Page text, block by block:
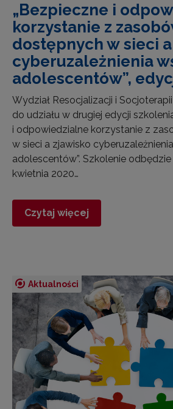
„Bezpieczne i
korzystanie z
dostępnych w sieci
cyberuzależnienia
adolescentów”,
Wydział Resocjalizacji i
do udziału w drugiej edycji
i odpowiedzialne korzystanie z
w sieci a zjawisko
adolescentów”. Szkolenie
kwietnia 2020…
Czytaj więcej
Aktualności